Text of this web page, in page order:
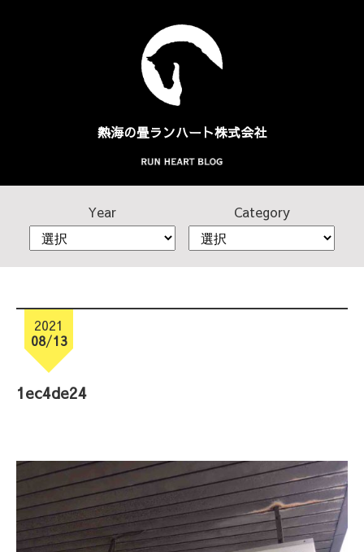
熱海の畳ランハート株式会社
Year Category
2021
08/13
1ec4de24